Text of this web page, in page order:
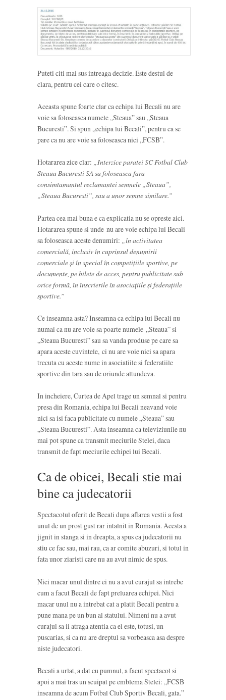
Puteti citi mai sus intreaga decizie. Este destul de
clara, pentru cei care o citesc.
Aceasta spune foarte clar ca echipa lui Becali nu are
voie sa foloseasca numele „Steaua” sau „Steaua
Bucuresti”. Si spun „echipa lui Becali”, pentru ca se
pare ca nu are voie sa foloseasca nici „FCSB”.
Hotararea zice clar: „Interzice paratei SC Fotbal Club
Steaua Bucuresti SA sa foloseasca fara
consimtamantul reclamantei semnele „Steaua”,
„Steaua Bucuresti”, sau a unor semne similare.”
Partea cea mai buna e ca explicatia nu se opreste aici.
Hotararea spune si unde nu are voie echipa lui Becali
sa foloseasca aceste denumiri:
„în activitatea
comercială, inclusiv în cuprinsul denumirii
comerciale şi în special în competiţiile sportive, pe
documente, pe bilete de acces, pentru publicitate sub
orice formă, în înscrierile în asociaţiile şi federaţiile
sportive.”
Ce inseamna asta? Inseamna ca echipa lui Becali nu
numai ca nu are voie sa poarte numele „Steaua” si
„Steaua Bucuresti” sau sa vanda produse pe care sa
apara aceste cuvintele, ci nu are voie nici sa apara
trecuta cu aceste nume in asociatiile si federatiile
sportive din tara sau de oriunde altundeva.
In incheiere, Curtea de Apel trage un semnal si pentru
presa din Romania, echipa lui Becali neavand voie
nici sa isi faca publicitate cu numele „Steaua” sau
„Steaua Bucuresti”. Asta inseamna ca televiziunile nu
mai pot spune ca transmit meciurile Stelei, daca
transmit de fapt meciurile echipei lui Becali.
Ca de obicei, Becali stie mai
bine ca judecatorii
Spectacolul oferit de Becali dupa aflarea vestii a fost
unul de un prost gust rar intalnit in Romania. Acesta a
jignit in stanga si in dreapta, a spus ca judecatorii nu
stiu ce fac sau, mai rau, ca ar comite abuzuri, si totul in
fata unor ziaristi care nu au avut nimic de spus.
Nici macar unul dintre ei nu a avut curajul sa intrebe
cum a facut Becali de fapt preluarea echipei. Nici
macar unul nu a intrebat cat a platit Becali pentru a
pune mana pe un bun al statului. Nimeni nu a avut
curajul sa ii atraga atentia ca el este, totusi, un
puscarias, si ca nu are dreptul sa vorbeasca asa despre
niste judecatori.
Becali a urlat, a dat cu pumnul, a facut spectacol si
apoi a mai tras un scuipat pe emblema Stelei: „FCSB
inseamna de acum Fotbal Club Sportiv Becali, gata.”